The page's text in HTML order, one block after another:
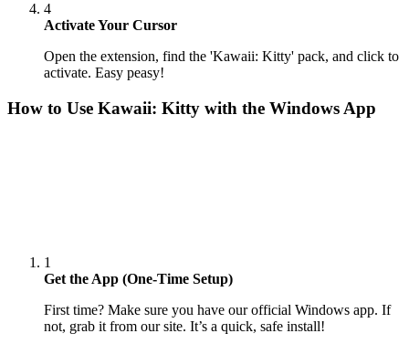
4
Activate Your Cursor
Open the extension, find the 'Kawaii: Kitty' pack, and click to
activate. Easy peasy!
How to Use Kawaii: Kitty with the Windows App
1
Get the App (One-Time Setup)
First time? Make sure you have our official Windows app. If
not, grab it from our site. It’s a quick, safe install!